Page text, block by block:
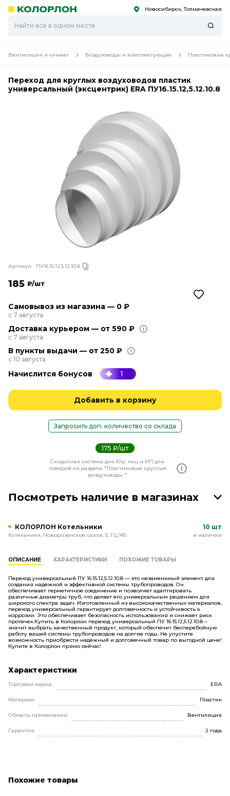
Скоро
Скоро Новосибирск, Толмачевская
Вентиляция и климат Воздуховоды и комплектующие Пластиковые
Переход для круглых воздуховодов пластик
универсальный (эксцентрик) ERA ПУ16.15.12,5.12.10.8
Артикул: ПУ16.15.12,5.12.10.8
185 ₽/шт
Самовывоз из магазина — 0 ₽
с 7 августа
Доставка курьером — от 590 ₽
с 7 августа
В пункты выдачи — от 250 ₽
с 10 августа
Начислится бонусов 1
Добавить в корзину
Запросить доп. количество со склада
175 ₽/шт
Скидочная система для Юр. лиц и ИП для
товаров из раздела "Пластиковые круглые
воздуховоды "
Посмотреть наличие в магазинах
КОЛОРЛОН Котельники
Котельники, Новорязанское шоссе, 5, ТЦ М5
10 шт
в наличии
ОПИСАНИЕ ХАРАКТЕРИСТИКИ ПОХОЖИЕ ТОВАРЫ
Переход универсальный ПУ 16.15.12,5.12.10.8 — это незаменимый элемент для
создания надёжной и эффективной системы трубопроводов. Он
обеспечивает герметичное соединение и позволяет адаптировать
различные диаметры труб, что делает его универсальным решением для
широкого спектра задач. Изготовленный из высококачественных материалов,
переход универсальный гарантирует долговечность и устойчивость к
коррозии. Это обеспечивает безопасность использования и снижает риск
протечек.Купить в Колорлон переход универсальный ПУ 16.15.12,5.12.10.8 –
значит выбрать качественный продукт, который обеспечит бесперебойную
работу вашей системы трубопроводов на долгие годы. Не упустите
возможность приобрести надёжный и долговечный товар по выгодной цене!
Купите в Колорлон прямо сейчас!
Характеристики
Торговая марка ERA
Материал Пластик
Область применения Вентиляция
Гарантия 2 года
Похожие товары